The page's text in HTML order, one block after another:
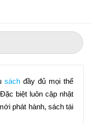
sách đầy đủ mọi thể
biệt luôn cập nhật
phát hành, sách tái